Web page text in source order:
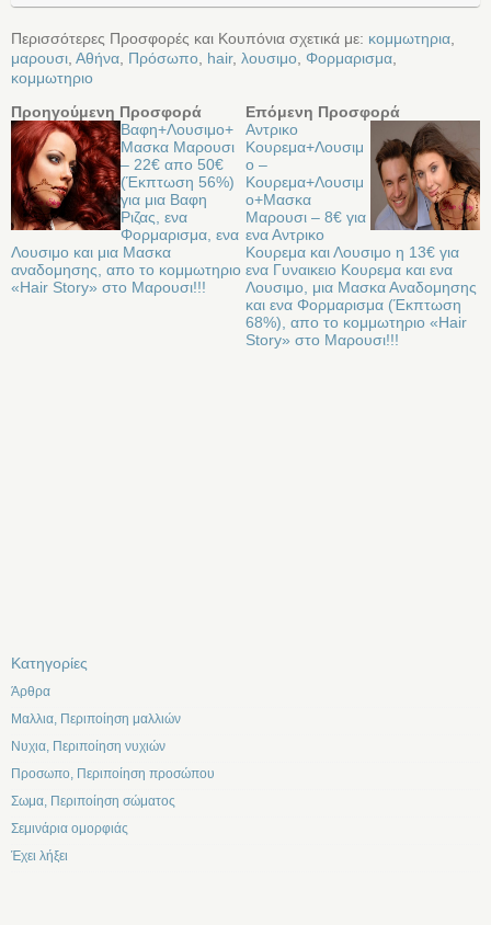
Περισσότερες Προσφορές και Κουπόνια σχετικά με: κομμωτηρια
μαρουσι Αθήνα Πρόσωπο hair, λουσιμο Φορμαρισμα
κομμωτηριο
Προηγούμενη Προσφορά
Βαφη+Λουσιμο+
Μασκα Μαρουσι
– 22€ απο 50€
(Έκπτωση 56%)
για μια Βαφη
Ριζας, ενα
Φορμαρισμα, ενα
Λουσιμο και μια Μασκα
αναδομησης, απο το κομμωτηριο
«Hair Story» στο Μαρουσι!!!
Επόμενη Προσφορά
Αντρικο
Κουρεμα+Λουσιμ
ο –
Κουρεμα+Λουσιμ
ο+Μασκα
Μαρουσι – 8€ για
ενα Αντρικο
Κουρεμα και Λουσιμο η 13€ για
ενα Γυναικειο Κουρεμα και ενα
Λουσιμο, μια Μασκα Αναδομησης
και ενα Φορμαρισμα (Έκπτωση
68%), απο το κομμωτηριο «Hair
Story» στο Μαρουσι!!!
Kατηγορίες
Άρθρα
Μαλλια, Περιποίηση μαλλιών
Νυχια, Περιποίηση νυχιών
Προσωπο, Περιποίηση προσώπου
Σωμα, Περιποίηση σώματος
Σεμινάρια ομορφιάς
Έχει λήξει